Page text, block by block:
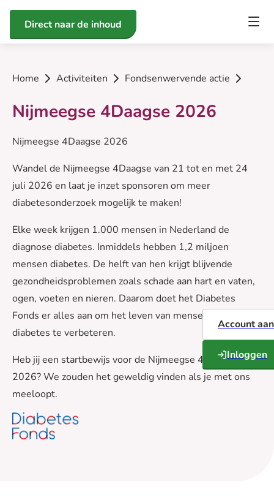
Direct naar de inhoud
Account
Inloggen
Home Activiteiten Fondsenwervende actie
Nijmeegse 4Daagse 2026
Nijmeegse 4Daagse 2026
Wandel de Nijmeegse 4Daagse van 21 tot en met 24
juli 2026 en laat je inzet sponsoren om meer
diabetesonderzoek mogelijk te maken!
Elke week krijgen 1.000 mensen in Nederland de
diagnose diabetes. Inmiddels hebben 1,2 miljoen
mensen diabetes. De helft van hen krijgt blijvende
gezondheidsproblemen zoals schade aan hart en vaten,
ogen, voeten en nieren. Daarom doet het Diabetes
Fonds er alles aan om het leven van mensen met
diabetes te verbeteren.
Heb jij een startbewijs voor de Nijmeegse 4Daagse
2026? We zouden het geweldig vinden als je met ons
meeloopt.